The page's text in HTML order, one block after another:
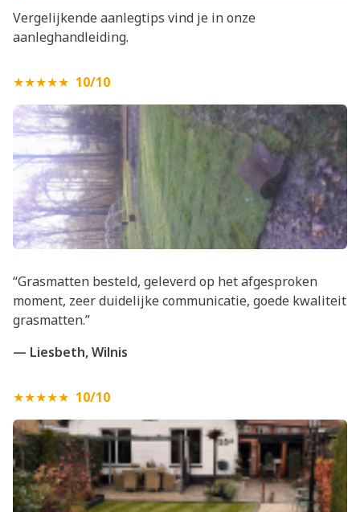
Vergelijkende aanlegtips vind je in onze
aanleghandleiding.
★★★★★ 10/10
“Grasmatten besteld, geleverd op het afgesproken
moment, zeer duidelijke communicatie, goede kwaliteit
grasmatten.”
— Liesbeth, Wilnis
★★★★★ 10/10